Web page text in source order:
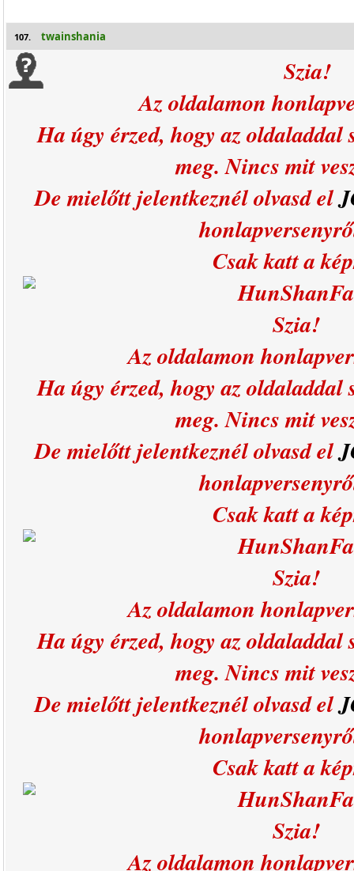
107. twainshania
Szia!
Az oldalamon
Ha úgy érzed, hogy az oldaladdal
meg. Nincs mit
De mielőtt jelentkeznél olvasd el
Csak katt a
Szia!
Az oldalamon
Ha úgy érzed, hogy az oldaladdal
meg. Nincs mit
De mielőtt jelentkeznél olvasd el
Csak katt a
Szia!
Az oldalamon
Ha úgy érzed, hogy az oldaladdal
meg. Nincs mit
De mielőtt jelentkeznél olvasd el
Csak katt a
Szia!
Az oldalamon